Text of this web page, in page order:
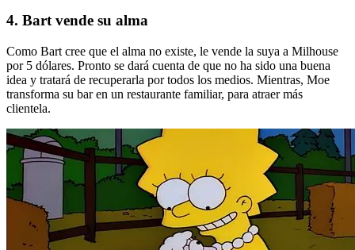
4. Bart vende su alma
Como Bart cree que el alma no existe, le vende la suya a Milhouse
por 5 dólares. Pronto se dará cuenta de que no ha sido una buena
idea y tratará de recuperarla por todos los medios. Mientras, Moe
transforma su bar en un restaurante familiar, para atraer más
clientela.